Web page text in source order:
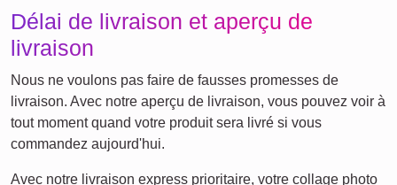
Délai de livraison et aperçu de
livraison
Nous ne voulons pas faire de fausses promesses de
livraison. Avec notre aperçu de livraison, vous pouvez voir à
tout moment quand votre produit sera livré si vous
commandez aujourd'hui.
Avec notre livraison express prioritaire, votre collage photo